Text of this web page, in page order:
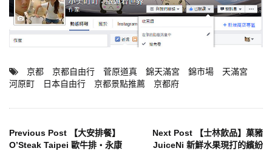
京都 京都自由行 菅原道真 錦天滿宮 錦市場
天滿宮
河原町
日本自由行 京都景點推薦 京都府
文
Previous Post 【大安排餐】
O’Steak Taipei 歐牛排‧永康
Next Post 【士林飲品】菓豬
JuiceNi 新鮮水果現打的繽紛